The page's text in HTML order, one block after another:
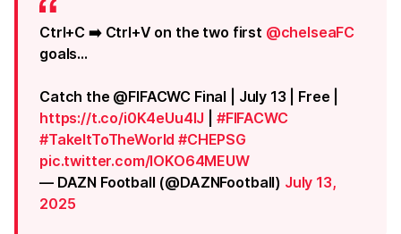
Ctrl+C ➡️ Ctrl+V on the two first @chelseaFC
goals...
Catch the @FIFACWC Final | July 13 | Free |
https://t.co/i0K4eUu4lJ
#FIFACWC
#TakeItToTheWorld #CHEPSG
pic.twitter.com/IOKO64MEUW
— DAZN Football (@DAZNFootball) July 13,
2025